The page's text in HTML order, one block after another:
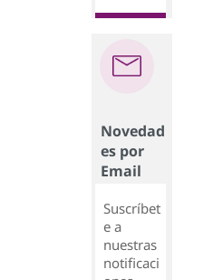
Novedad
es por
Email
Suscríbet
e a
nuestras
notificaci